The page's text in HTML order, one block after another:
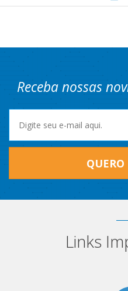
Receba nossas
QUERO
Links